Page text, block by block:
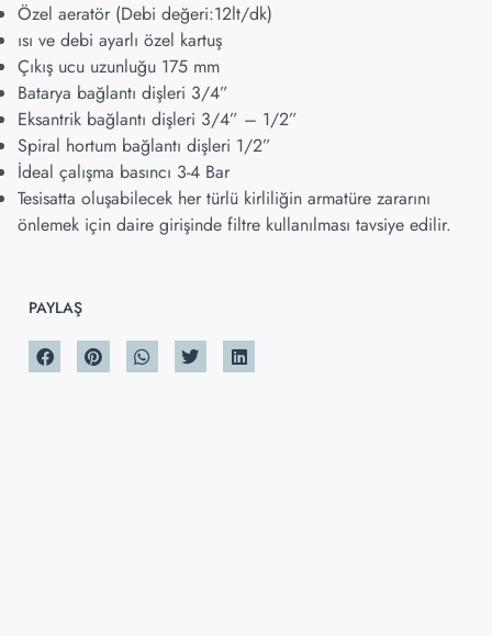
Özel aeratör (Debi değeri:12lt/dk)
ısı ve debi ayarlı özel kartuş
Çıkış ucu uzunluğu 175 mm
Batarya bağlantı dişleri 3/4”
Eksantrik bağlantı dişleri 3/4” – 1/2”
Spiral hortum bağlantı dişleri 1/2”
İdeal çalışma basıncı 3-4 Bar
Tesisatta oluşabilecek her türlü kirliliğin armatüre zararını
önlemek için daire girişinde filtre kullanılması tavsiye edilir.
PAYLAŞ